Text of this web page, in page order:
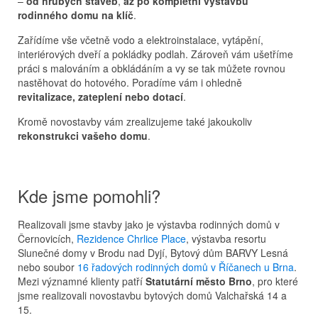
rodinného domu na klíč.
Zařídíme vše včetně vodo a elektroinstalace, vytápění,
interiérových dveří a pokládky podlah. Zároveň vám ušetříme
práci s malováním a obkládáním a vy se tak můžete rovnou
nastěhovat do hotového. Poradíme vám i ohledně
revitalizace, zateplení nebo dotací.
Kromě novostavby vám zrealizujeme také jakoukoliv
rekonstrukci vašeho domu.
Kde jsme pomohli?
Realizovali jsme stavby jako je výstavba rodinných domů v
Černovicích, Rezidence Chrlice Place, výstavba resortu
Slunečné domy v Brodu nad Dyjí, Bytový dům BARVY Lesná
nebo soubor 16 řadových rodinných domů v Říčanech u Brna.
Mezi významné klienty patří Statutární město Brno, pro které
jsme realizovali novostavbu bytových domů Valchařská 14 a
15.